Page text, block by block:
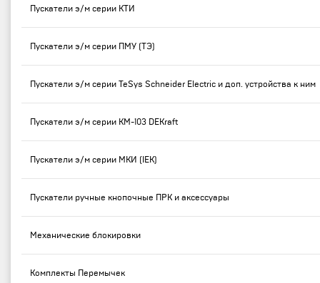
Пускатели э/м серии КТИ
Пускатели э/м серии ПМУ (ТЭ)
Пускатели э/м серии TeSys Schneider Electric и доп. устройства к ним
Пускатели э/м серии КМ-103 DEKraft
Пускатели э/м серии МКИ (IEK)
Пускатели ручные кнопочные ПРК и аксессуары
Механические блокировки
Комплекты Перемычек